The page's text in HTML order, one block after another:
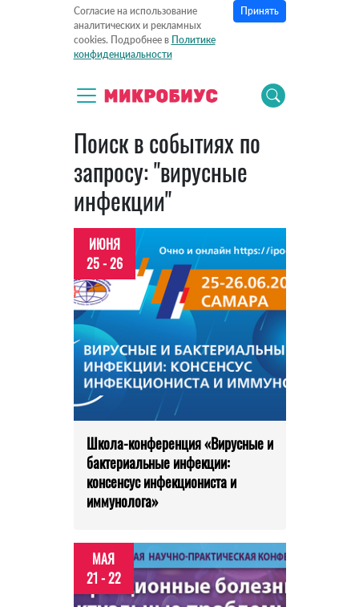
Согласие на использование
аналитических и рекламных
cookies. Подробнее в Политике
конфиденциальности
Принять
Поиск в событиях по
запросу: "вирусные
инфекции"
ИЮНЯ
25 - 26
Школа-конференция «Вирусные и
бактериальные инфекции:
консенсус инфекциониста и
иммунолога»
МАЯ
21 - 22